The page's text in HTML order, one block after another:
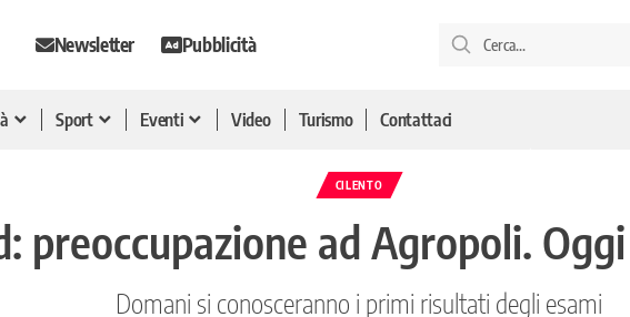
Newsletter Pubblicità
Sport Eventi Video Turismo Contattaci
CILENTO
preoccupazione ad Agropoli.
Domani si conosceranno i primi risultati degli esami